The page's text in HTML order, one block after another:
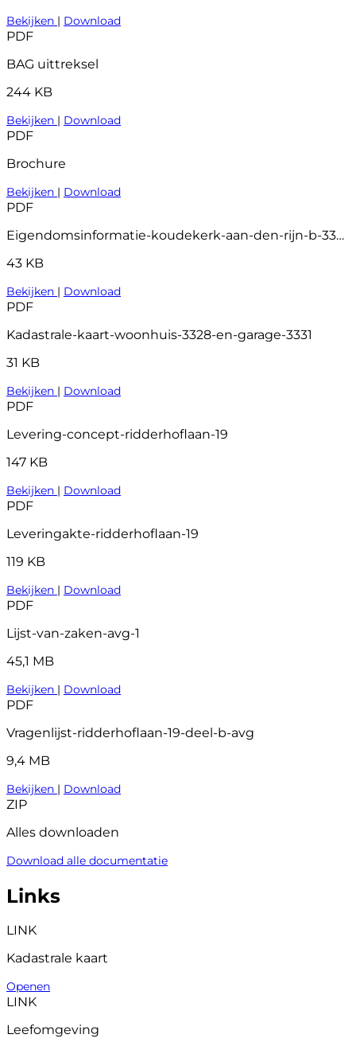
Bekijken | Download
PDF
BAG uittreksel
244 KB
Bekijken | Download
PDF
Brochure
Bekijken | Download
PDF
Eigendomsinformatie-koudekerk-aan-den-rijn-b-3328
43 KB
Bekijken | Download
PDF
Kadastrale-kaart-woonhuis-3328-en-garage-3331
31 KB
Bekijken | Download
PDF
Levering-concept-ridderhoflaan-19
147 KB
Bekijken | Download
PDF
Leveringakte-ridderhoflaan-19
119 KB
Bekijken | Download
PDF
Lijst-van-zaken-avg-1
45,1 MB
Bekijken | Download
PDF
Vragenlijst-ridderhoflaan-19-deel-b-avg
9,4 MB
Bekijken | Download
ZIP
Alles downloaden
Download alle documentatie
Links
LINK
Kadastrale kaart
Openen
LINK
Leefomgeving